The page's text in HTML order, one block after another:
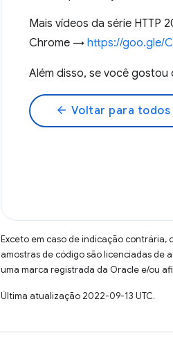
Mais vídeos da série HTTP
Chrome → https://goo.gle/
Além disso, se você
arrow_back Voltar para todos
Exceto em caso de indicação
amostras de código são licenciadas de
uma marca registrada da Oracle e/ou
Última atualização 2022-09-13 UTC.